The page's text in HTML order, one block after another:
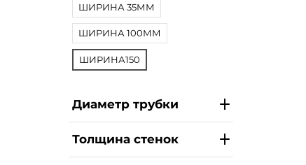
ШИРИНА 35ММ
ШИРИНА 100ММ
ШИРИНА150
Диаметр трубки
Толщина стенок